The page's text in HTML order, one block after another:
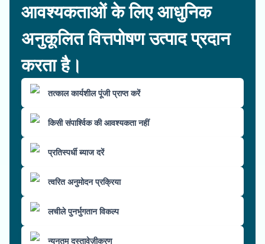
आवश्यकताओं के लिए आधुनिक
अनुकूलित वित्तपोषण उत्पाद प्रदान
करता है।
तत्काल कार्यशील पूंजी प्राप्त करें
किसी संपार्श्विक की आवश्यकता नहीं
प्रतिस्पर्धी ब्याज दरें
त्वरित अनुमोदन प्रक्रिया
लचीले पुनर्भुगतान विकल्प
न्यूनतम दस्तावेज़ीकरण